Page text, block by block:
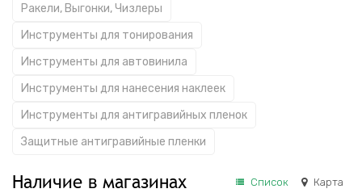
Ракели, Выгонки, Чизлеры
Инструменты для тонирования
Инструменты для автовинила
Инструменты для нанесения наклеек
Инструменты для антигравийных пленок
Защитные антигравийные пленки
Наличие в магазинах Список Карта